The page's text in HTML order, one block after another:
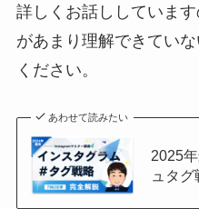
詳しくお話ししていま
があまり理解できてい
ください。
あわせて読みたい
2025
ュタ